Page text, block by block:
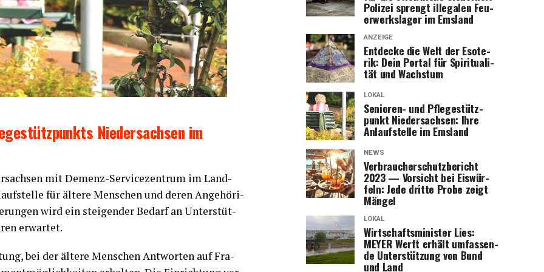
Nie­der­sach­sen im
mit Demenz-Ser­vice­zen­trum im Land­
für älte­re Men­schen und deren Ange­hö­ri­
wird ein stei­gen­der Bedarf an Unter­stüt­
erwartet.
bei der älte­re Men­schen Ant­wor­ten auf Fra­
Poli­zei sprengt ille­ga­len Feu­
er­werks­la­ger im Emsland
ANZEIGE
Ent­de­cke die Welt der Eso­te­
rik: Dein Por­tal für Spi­ri­tua­li­
tät und Wachstum
LOKAL
Senio­ren- und Pfle­ge­stütz­
punkt Nie­der­sach­sen: Ihre
Anlauf­stel­le im Emsland
NEWS
Ver­brau­cher­schutz­be­richt
2023 — Vor­sicht bei Eis­wür­
feln: Jede drit­te Pro­be zeigt
Mängel
LOKAL
Wirt­schafts­mi­nis­ter Lies:
MEYER Werft erhält umfas­sen­
de Unter­stüt­zung von Bund
und Land